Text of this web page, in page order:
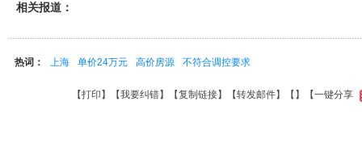
相关报道：
热词： 上海 单价24万元 高价房源 不符合调控要求
【打印 】【我要纠错】【复制链接】【转发邮件】【 】 【一键分享